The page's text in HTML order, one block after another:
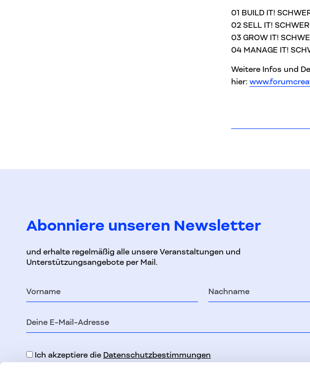
01 BUILD IT!
02 SELL IT!
03 GROW IT!
04 MANAGE IT!
Weitere Infos und
hier:
Abonniere unseren Newsletter
und erhalte regelmäßig alle unsere Veranstaltungen und
Unterstützungsangebote per Mail.
Nachname
Mail-
Ich akzeptiere die Datenschutzbestimmungen